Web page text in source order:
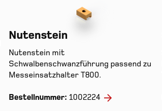
Nutenstein
Nutenstein mit
Schwalbenschwanzführung passend zu
Messeinsatzhalter T800.
Bestellnummer: 1002224